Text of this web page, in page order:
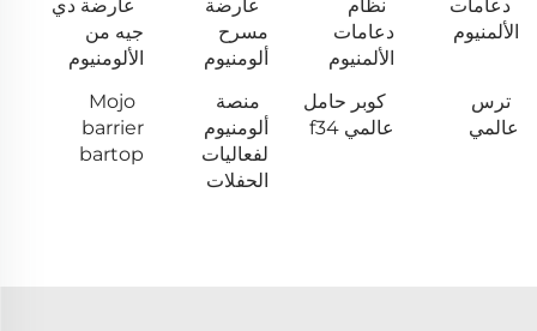
دعامات
الألمنيوم
نظام
دعامات
الألمنيوم
عارضة
مسرح
ألومنيوم
عارضة دي
جيه من
الألومنيوم
ترس
عالمي
كوبر حامل
عالمي f34
منصة
ألومنيوم
لفعاليات
الحفلات
Mojo
barrier
bartop